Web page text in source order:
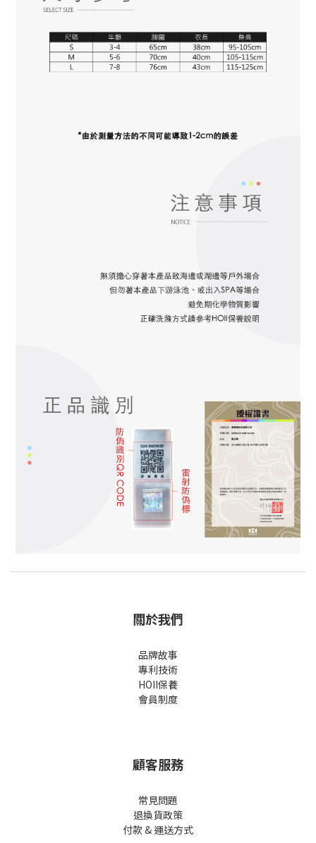
關於我們
品牌故事
專利技術
HOII保養
會員制度
顧客服務
常見問題
退換貨政策
付款 & 運送方式